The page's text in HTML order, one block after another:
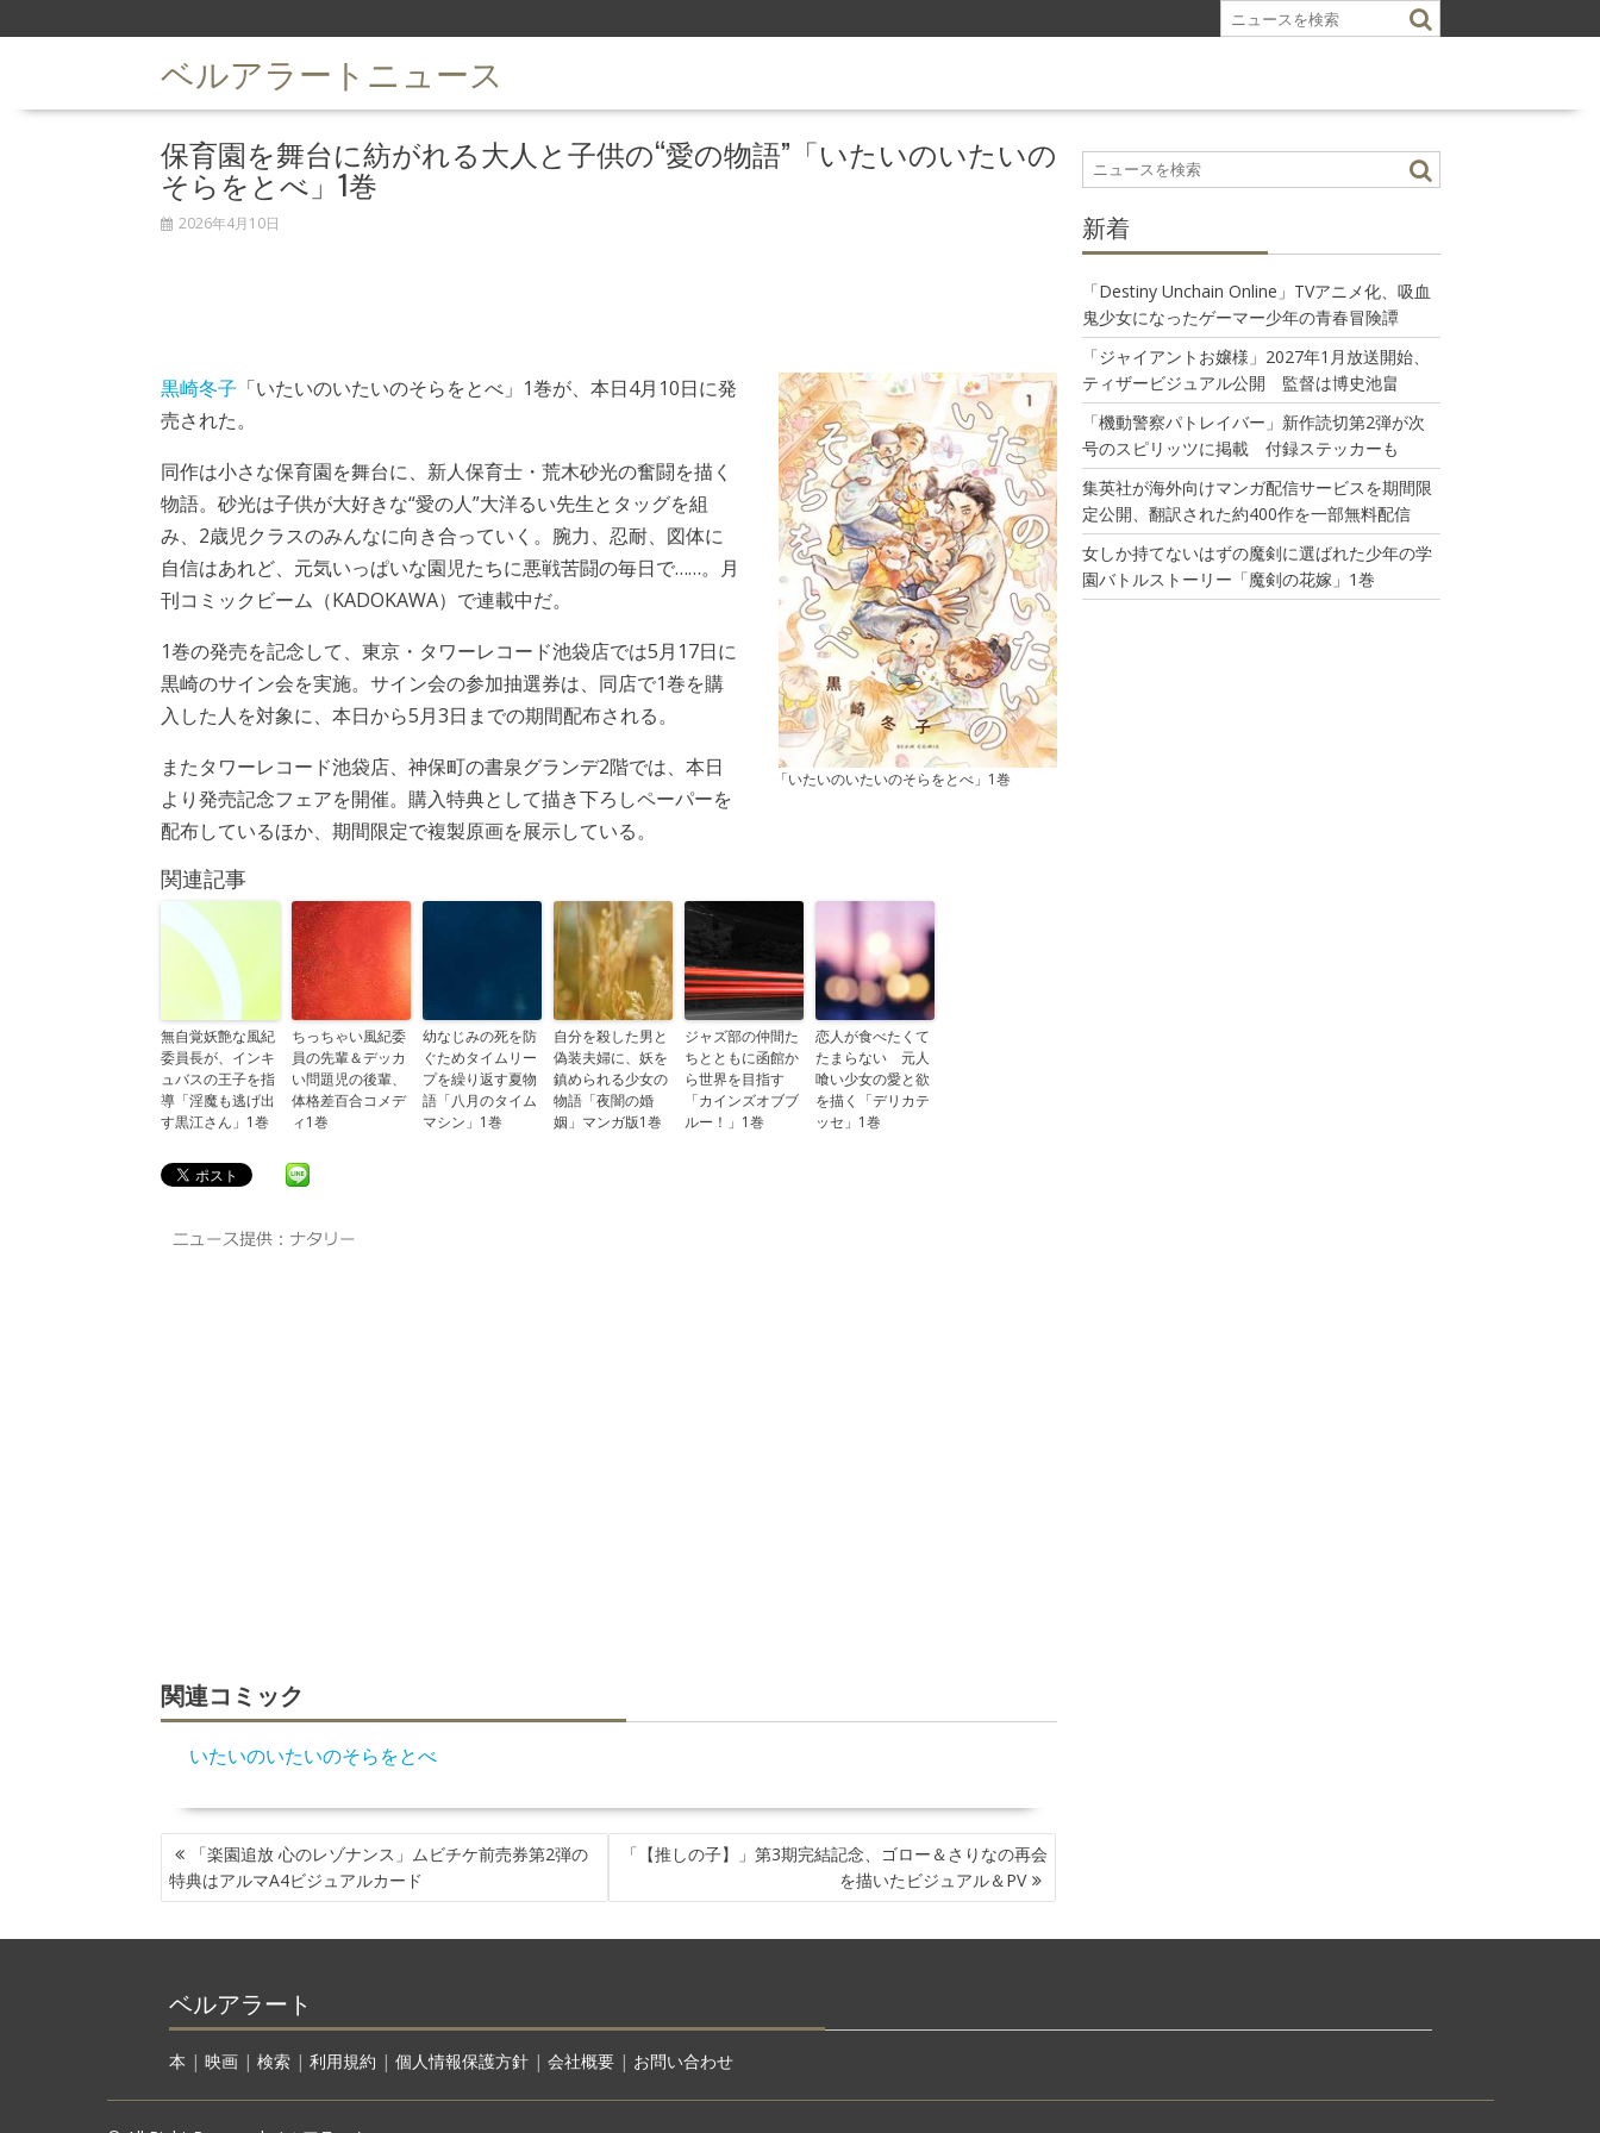
k
ベルアラートニュース
保育園を舞台に紡がれる大人と子供の“愛の物語”「いたいのいたいの
そらをとべ」1巻
2026年4月10日
「いたいのいたいのそらをとべ」1巻
黒崎冬子 「いたいのいたいのそらをとべ」1巻が、本日4月10日に発
売された。
同作は小さな保育園を舞台に、新人保育士・荒木砂光の奮闘を描く
物語。砂光は子供が大好きな“愛の人”大洋るい先生とタッグを組
み、2歳児クラスのみんなに向き合っていく。腕力、忍耐、図体に
自信はあれど、元気いっぱいな園児たちに悪戦苦闘の毎日で……。月
刊コミックビーム（KADOKAWA）で連載中だ。
1巻の発売を記念して、東京・タワーレコード池袋店では5月17日に
黒崎のサイン会を実施。サイン会の参加抽選券は、同店で1巻を購
入した人を対象に、本日から5月3日までの期間配布される。
またタワーレコード池袋店、神保町の書泉グランデ2階では、本日
より発売記念フェアを開催。購入特典として描き下ろしペーパーを
配布しているほか、期間限定で複製原画を展示している。
関連記事
無自覚妖艶な風紀
委員長が、インキ
ュバスの王子を指
導「淫魔も逃げ出
す黒江さん」1巻
ちっちゃい風紀委
員の先輩＆デッカ
い問題児の後輩、
体格差百合コメデ
ィ1巻
幼なじみの死を防
ぐためタイムリー
プを繰り返す夏物
語「八月のタイム
マシン」1巻
自分を殺した男と
偽装夫婦に、妖を
鎮められる少女の
物語「夜闇の婚
姻」マンガ版1巻
ジャズ部の仲間た
ちとともに函館か
ら世界を目指す
「カインズオブブ
ルー！」1巻
恋人が食べたくて
たまらない 元人
喰い少女の愛と欲
を描く「デリカテ
ッセ」1巻
関連コミック
いたいのいたいのそらをとべ
投
稿
ナ
ゲ
シ
ョ
ン
「楽園追放 心のレゾナンス」ムビチケ前売券第2弾の
特典はアルマA4ビジュアルカード
「【推しの子】」第3期完結記念、ゴロー＆さりなの再会
を描いたビジュアル＆PV
新着
「Destiny Unchain Online」TVアニメ化、吸血
鬼少女になったゲーマー少年の青春冒険譚
「ジャイアントお嬢様」2027年1月放送開始、
ティザービジュアル公開 監督は博史池畠
「機動警察パトレイバー」新作読切第2弾が次
号のスピリッツに掲載 付録ステッカーも
集英社が海外向けマンガ配信サービスを期間限
定公開、翻訳された約400作を一部無料配信
女しか持てないはずの魔剣に選ばれた少年の学
園バトルストーリー「魔剣の花嫁」1巻
ベルアラート
本 | 映画| 検索| 利用規約 | 個人情報保護方針| 会社概要| お問い合わせ